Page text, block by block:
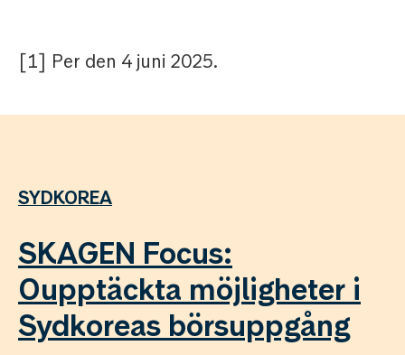
[1] Per den 4 juni 2025.
SYDKOREA
SKAGEN Focus:
Oupptäckta möjligheter i
Sydkoreas börsuppgång